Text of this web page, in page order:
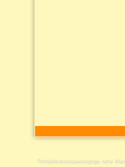
Rehabilitationspaedagoge nahe Marl